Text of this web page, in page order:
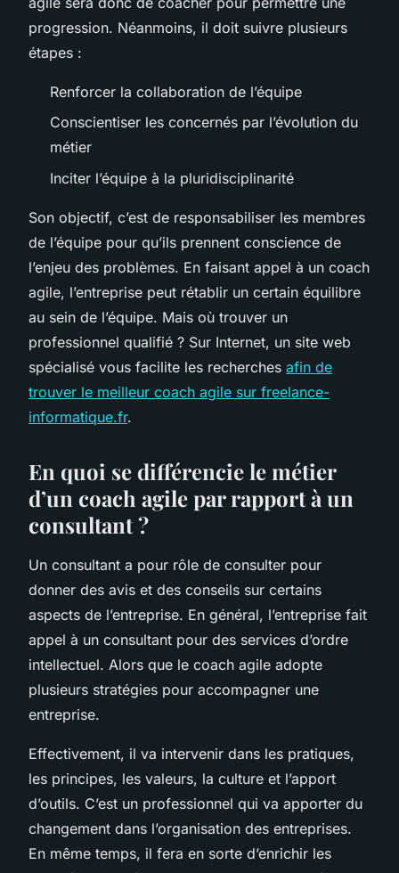
progression. Néanmoins, il doit suivre plusieurs
étapes :
Renforcer la collaboration de l’équipe
Conscientiser les concernés par l’évolution du
métier
Inciter l’équipe à la pluridisciplinarité
Son objectif, c’est de responsabiliser les membres
de l’équipe pour qu’ils prennent conscience de
l’enjeu des problèmes. En faisant appel à un coach
agile, l’entreprise peut rétablir un certain équilibre
au sein de l’équipe. Mais où trouver un
professionnel qualifié ? Sur Internet, un site web
spécialisé vous facilite les recherches afin de
trouver le meilleur coach agile sur freelance-
informatique.fr.
En quoi se différencie le métier
d’un coach agile par rapport à un
consultant ?
Un consultant a pour rôle de consulter pour
donner des avis et des conseils sur certains
aspects de l’entreprise. En général, l’entreprise fait
appel à un consultant pour des services d’ordre
intellectuel. Alors que le coach agile adopte
plusieurs stratégies pour accompagner une
entreprise.
Effectivement, il va intervenir dans les pratiques,
les principes, les valeurs, la culture et l’apport
d’outils. C’est un professionnel qui va apporter du
changement dans l’organisation des entreprises.
En même temps, il fera en sorte d’enrichir les